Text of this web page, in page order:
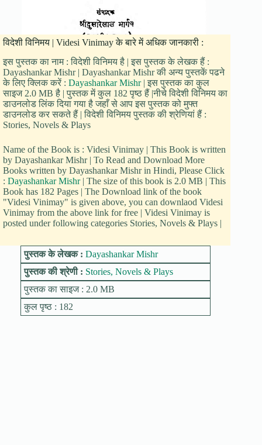
विदेशी विनिमय | Videsi Vinimay के बारे में अधिक जानकारी :
इस पुस्तक का नाम : विदेशी विनिमय है | इस पुस्तक के लेखक हैं :
Dayashankar Mishr | Dayashankar Mishr की अन्य पुस्तकें पढने
के लिए क्लिक करें : Dayashankar Mishr| इस पुस्तक का कुल
साइज 2.0 MB है | पुस्तक में कुल 182 पृष्ठ हैं |नीचे विदेशी विनिमय का
डाउनलोड लिंक दिया गया है जहाँ से आप इस पुस्तक को मुफ्त
डाउनलोड कर सकते हैं | विदेशी विनिमय पुस्तक की श्रेणियां हैं :
Stories, Novels & Plays
Name of the Book is : Videsi Vinimay | This Book is written
by Dayashankar Mishr | To Read and Download More
Books written by Dayashankar Mishr in Hindi, Please Click
: Dayashankar Mishr| The size of this book is 2.0 MB | This
Book has 182 Pages | The Download link of the book
"Videsi Vinimay" is given above, you can downlaod Videsi
Vinimay from the above link for free | Videsi Vinimay is
posted under following categories Stories, Novels & Plays |
पुस्तक के लेखक : Dayashankar Mishr
पुस्तक की श्रेणी : Stories, Novels & Plays
पुस्तक का साइज : 2.0 MB
कुल पृष्ठ : 182